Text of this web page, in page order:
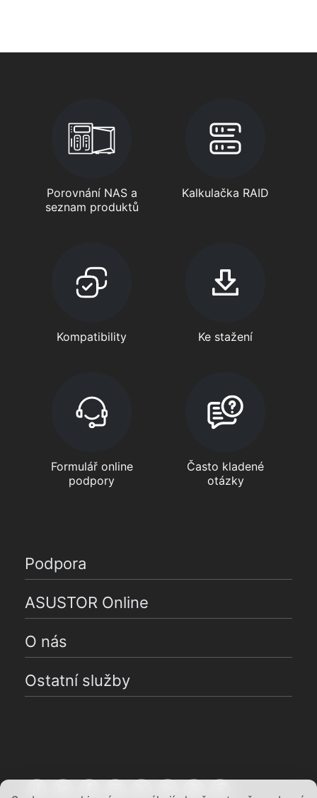
Porovnání NAS a
seznam produktů
Kalkulačka RAID
Kompatibility Ke stažení
Formulář online
podpory
Často kladené
otázky
Podpora
ASUSTOR Online
O nás
Ostatní služby